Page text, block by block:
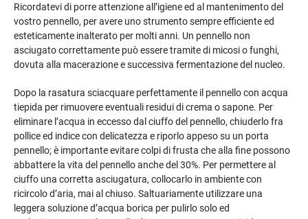
Ricordatevi di porre attenzione all’igiene ed al mantenimento del
vostro pennello, per avere uno strumento sempre efficiente ed
esteticamente inalterato per molti anni. Un pennello non
asciugato correttamente può essere tramite di micosi o funghi,
dovuta alla macerazione e successiva fermentazione del nucleo.
Dopo la rasatura sciacquare perfettamente il pennello con acqua
tiepida per rimuovere eventuali residui di crema o sapone. Per
eliminare l’acqua in eccesso dal ciuffo del pennello, chiuderlo fra
pollice ed indice con delicatezza e riporlo appeso su un porta
pennello; è importante evitare colpi di frusta che alla fine possono
abbattere la vita del pennello anche del 30%. Per permettere al
ciuffo una corretta asciugatura, collocarlo in ambiente con
ricircolo d’aria, mai al chiuso. Saltuariamente utilizzare una
leggera soluzione d’acqua borica per pulirlo solo ed